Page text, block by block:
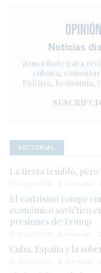
Noticias
¡Suscríbete para
cubana,
Política, Economía,
EDITORIAL
La tierra tembló, pero
El castrismo rompe
económico soviético
presiones de Trump
Cuba, España y la